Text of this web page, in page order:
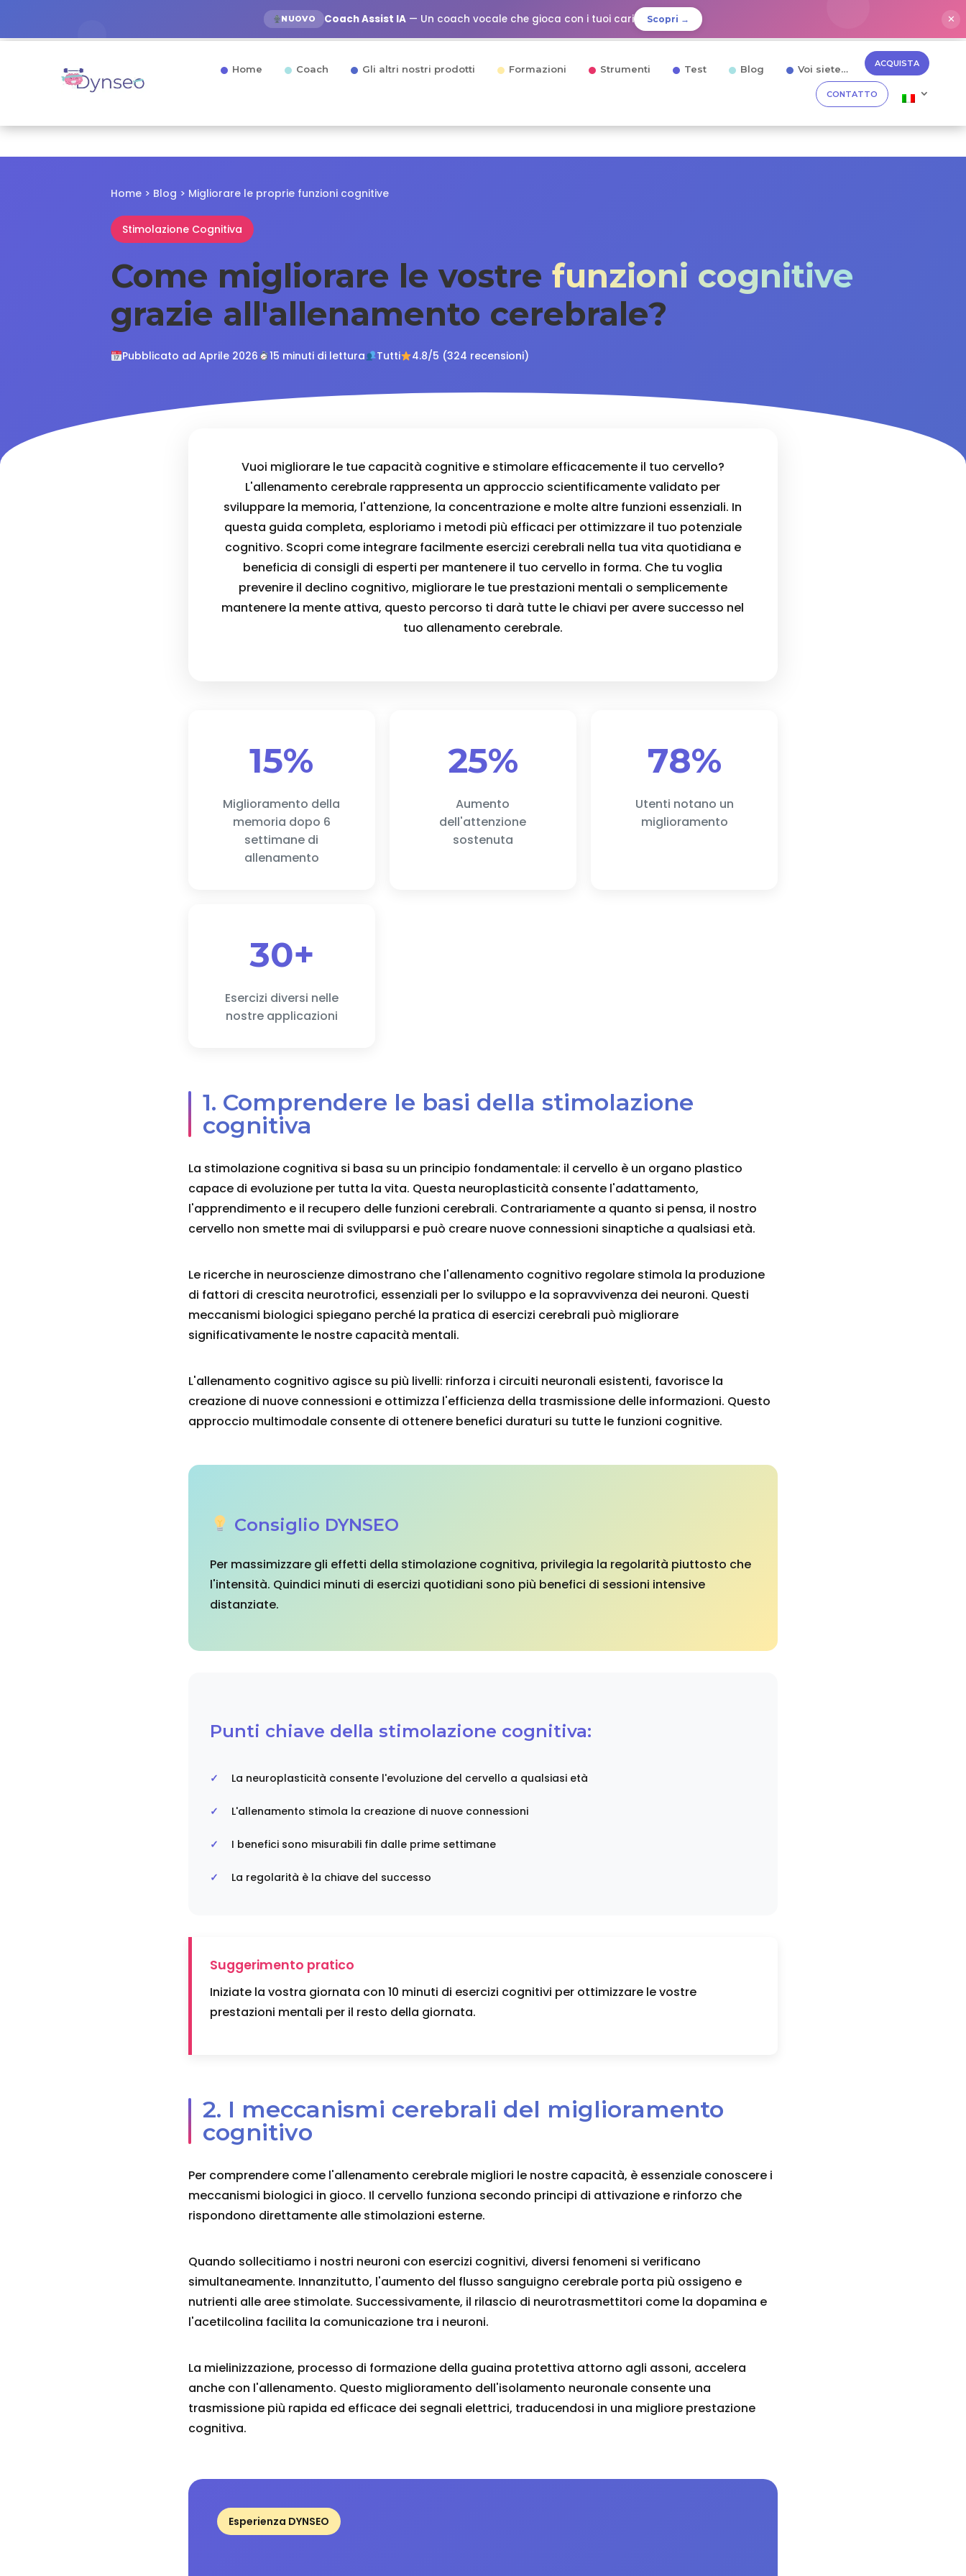
NUOVO Coach Assist IA — Un coach vocale che gioca con i tuoi cari Scopri → ✕
Home Coach Gli altri nostri prodotti Formazioni Strumenti Test Blog Voi siete… ACQUISTA
CONTATTO
Home > Blog > Migliorare le proprie funzioni cognitive
Stimolazione Cognitiva
Come migliorare le vostrefunzioni cognitive
grazie all'allenamento cerebrale?
Pubblicato ad Aprile 2026 15 minuti di lettura Tutti 4.8/5 (324 recensioni)
Vuoi migliorare le tue capacità cognitive e stimolare efficacemente il tuo cervello?
L'allenamento cerebrale rappresenta un approccio scientificamente validato per
sviluppare la memoria, l'attenzione, la concentrazione e molte altre funzioni essenziali. In
questa guida completa, esploriamo i metodi più efficaci per ottimizzare il tuo potenziale
cognitivo. Scopri come integrare facilmente esercizi cerebrali nella tua vita quotidiana e
beneficia di consigli di esperti per mantenere il tuo cervello in forma. Che tu voglia
prevenire il declino cognitivo, migliorare le tue prestazioni mentali o semplicemente
mantenere la mente attiva, questo percorso ti darà tutte le chiavi per avere successo nel
tuo allenamento cerebrale.
15%
Miglioramento della
memoria dopo 6
settimane di
allenamento
25%
Aumento
dell'attenzione
sostenuta
78%
Utenti notano un
miglioramento
30+
Esercizi diversi nelle
nostre applicazioni
1. Comprendere le basi della stimolazione
cognitiva
La stimolazione cognitiva si basa su un principio fondamentale: il cervello è un organo plastico
capace di evoluzione per tutta la vita. Questa neuroplasticità consente l'adattamento,
l'apprendimento e il recupero delle funzioni cerebrali. Contrariamente a quanto si pensa, il nostro
cervello non smette mai di svilupparsi e può creare nuove connessioni sinaptiche a qualsiasi età.
Le ricerche in neuroscienze dimostrano che l'allenamento cognitivo regolare stimola la produzione
di fattori di crescita neurotrofici, essenziali per lo sviluppo e la sopravvivenza dei neuroni. Questi
meccanismi biologici spiegano perché la pratica di esercizi cerebrali può migliorare
significativamente le nostre capacità mentali.
L'allenamento cognitivo agisce su più livelli: rinforza i circuiti neuronali esistenti, favorisce la
creazione di nuove connessioni e ottimizza l'efficienza della trasmissione delle informazioni. Questo
approccio multimodale consente di ottenere benefici duraturi su tutte le funzioni cognitive.
Consiglio DYNSEO
Per massimizzare gli effetti della stimolazione cognitiva, privilegia la regolarità piuttosto che
l'intensità. Quindici minuti di esercizi quotidiani sono più benefici di sessioni intensive
distanziate.
Punti chiave della stimolazione cognitiva:
La neuroplasticità consente l'evoluzione del cervello a qualsiasi età
L'allenamento stimola la creazione di nuove connessioni
I benefici sono misurabili fin dalle prime settimane
La regolarità è la chiave del successo
Suggerimento pratico
Iniziate la vostra giornata con 10 minuti di esercizi cognitivi per ottimizzare le vostre
prestazioni mentali per il resto della giornata.
2. I meccanismi cerebrali del miglioramento
cognitivo
Per comprendere come l'allenamento cerebrale migliori le nostre capacità, è essenziale conoscere i
meccanismi biologici in gioco. Il cervello funziona secondo principi di attivazione e rinforzo che
rispondono direttamente alle stimolazioni esterne.
Quando sollecitiamo i nostri neuroni con esercizi cognitivi, diversi fenomeni si verificano
simultaneamente. Innanzitutto, l'aumento del flusso sanguigno cerebrale porta più ossigeno e
nutrienti alle aree stimolate. Successivamente, il rilascio di neurotrasmettitori come la dopamina e
l'acetilcolina facilita la comunicazione tra i neuroni.
La mielinizzazione, processo di formazione della guaina protettiva attorno agli assoni, accelera
anche con l'allenamento. Questo miglioramento dell'isolamento neuronale consente una
trasmissione più rapida ed efficace dei segnali elettrici, traducendosi in una migliore prestazione
cognitiva.
Esperienza DYNSEO